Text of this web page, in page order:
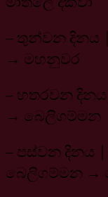
– තුන්වන දිනය |
→ මහනුවර
– හතරවන
→ බෙලිගම්මන
– පස්වන දිනය |
බෙලිගම්මන →